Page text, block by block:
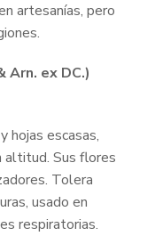
artesanías, pero
Arn. ex DC.)
hojas escasas,
altitud. Sus flores
Tolera
usado en
respiratorias.